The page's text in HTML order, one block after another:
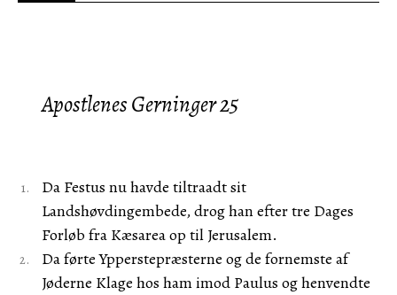
Apostlenes Gerninger 25
Da Festus nu havde tiltraadt sit
Landshøvdingembede, drog han efter tre Dages
Forløb fra Kæsarea op til Jerusalem.
Da førte Ypperstepræsterne og de fornemste af
Jøderne Klage hos ham imod Paulus og henvendte